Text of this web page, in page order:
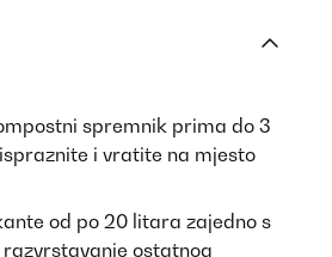
spremnik prima do 3
i vratite na mjesto
od po 20 litara zajedno s
ostatnog